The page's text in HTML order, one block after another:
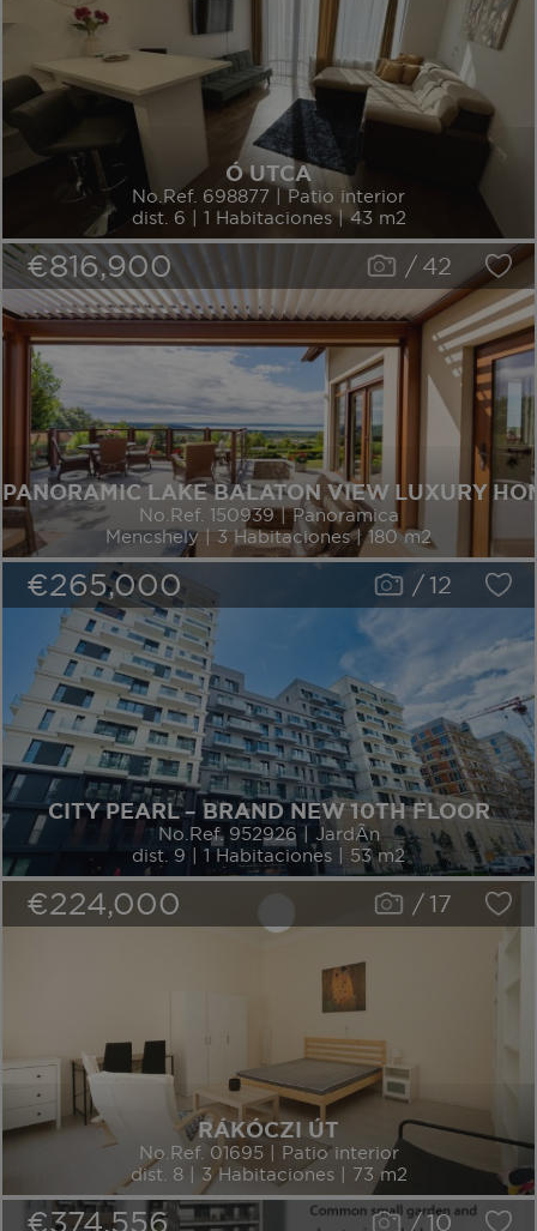
Ó UTCA
No.Ref. 698877 | Patio interior
dist. 6 | 1 Habitaciones | 43 m2
€816,900 / 42
PANORAMIC LAKE BALATON VIEW LUXURY
No.Ref. 150939 | Panoramica
Mencshely | 3 Habitaciones | 180 m2
€265,000 /12
CITY PEARL – BRAND NEW 10TH FLOOR
No.Ref. 952926 | JardÃ­n
dist. 9 | 1 Habitaciones | 53 m2
€224,000 /17
RÁKÓCZI ÚT
No.Ref. 01695 | Patio interior
dist. 8 | 3 Habitaciones | 73 m2
€374,556 /10